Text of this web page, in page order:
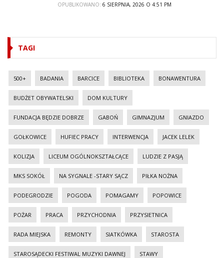
OPUBLIKOWANO: 6 SIERPNIA, 2026 O 4:51 PM
TAGI
500+ BADANIA BARCICE BIBLIOTEKA BONAWENTURA
BUDŻET OBYWATELSKI DOM KULTURY
FUNDACJA BĘDZIE DOBRZE GABOŃ GIMNAZJUM GNIAZDO
GOŁKOWICE HUFIEC PRACY INTERWENCJA JACEK LELEK
KOLIZJA LICEUM OGÓLNOKSZTAŁCĄCE LUDZIE Z PASJĄ
MKS SOKÓŁ NA SYGNALE -STARY SĄCZ PIŁKA NOŻNA
PODEGRODZIE POGODA POMAGAMY POPOWICE
POŻAR PRACA PRZYCHODNIA PRZYSIETNICA
RADA MIEJSKA REMONTY SIATKÓWKA STAROSTA
STAROSĄDECKI FESTIWAL MUZYKI DAWNEJ STAWY